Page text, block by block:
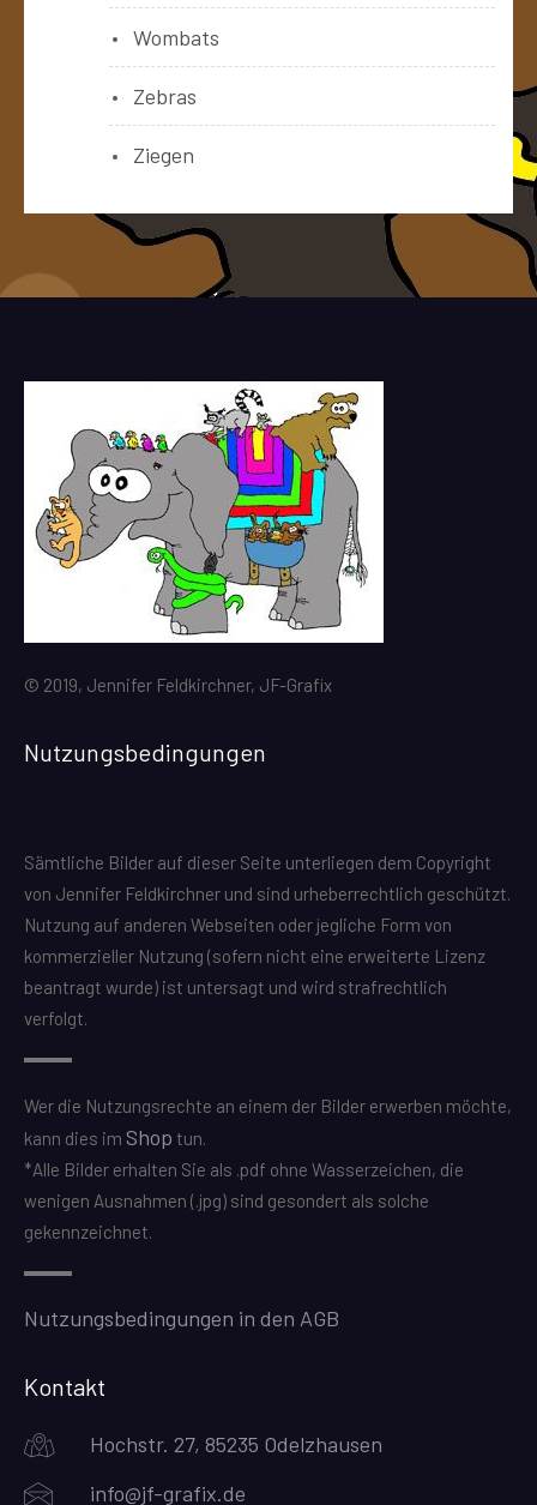
Wombats
Zebras
Ziegen
© 2019, Jennifer Feldkirchner, JF-Grafix
Nutzungsbedingungen
Sämtliche Bilder auf dieser Seite unterliegen dem Copyright
von Jennifer Feldkirchner und sind urheberrechtlich geschützt.
Nutzung auf anderen Webseiten oder jegliche Form von
kommerzieller Nutzung (sofern nicht eine erweiterte Lizenz
beantragt wurde) ist untersagt und wird strafrechtlich
verfolgt.
Wer die Nutzungsrechte an einem der Bilder erwerben möchte,
kann dies im Shop tun.
*Alle Bilder erhalten Sie als .pdf ohne Wasserzeichen, die
wenigen Ausnahmen (.jpg) sind gesondert als solche
gekennzeichnet.
Nutzungsbedingungen in den AGB
Kontakt
Hochstr. 27, 85235 Odelzhausen
info@jf-grafix.de